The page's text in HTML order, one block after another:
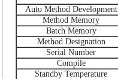
Auto Method Development
Method Memory
Batch Memory
Method Designation
Serial Number
Compile
Standby Temperature